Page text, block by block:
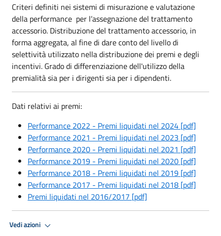
Criteri definiti nei sistemi di misurazione e valutazione
della performance per l’assegnazione del trattamento
accessorio. Distribuzione del trattamento accessorio, in
forma aggregata, al fine di dare conto del livello di
selettività utilizzato nella distribuzione dei premi e degli
incentivi. Grado di differenziazione dell'utilizzo della
premialità sia per i dirigenti sia per i dipendenti.
Dati relativi ai premi:
Performance 2022 - Premi liquidati nel 2024 [pdf]
Performance 2021 - Premi liquidati nel 2023 [pdf]
Performance 2020 - Premi liquidati nel 2021 [pdf]
Performance 2019 - Premi liquidati nel 2020 [pdf]
Performance 2018 - Premi liquidati nel 2019 [pdf]
Performance 2017 - Premi liquidati nel 2018 [pdf]
Premi liquidati nel 2016/2017 [pdf]
Vedi azioni